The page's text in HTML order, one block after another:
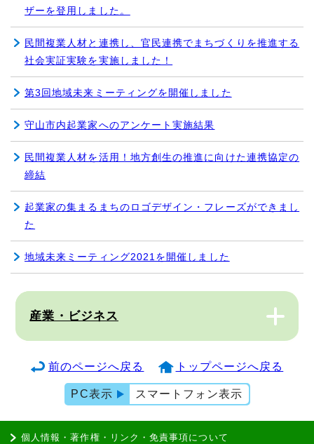
ザーを登用しました。
民間複業人材と連携し、官民連携でまちづくりを推進する
社会実証実験を実施しました！
第3回地域未来ミーティングを開催しました
守山市内起業家へのアンケート実施結果
民間複業人材を活用！地方創生の推進に向けた連携協定の
締結
起業家の集まるまちのロゴデザイン・フレーズができまし
た
地域未来ミーティング2021を開催しました
産業・ビジネス
前のページへ戻る トップページへ戻る
PC表示 スマートフォン表示
個人情報・著作権・リンク・免責事項について